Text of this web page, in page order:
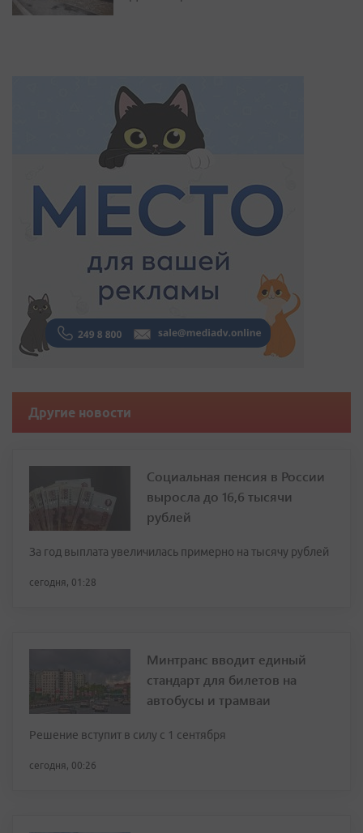
Другие новости
Социальная пенсия в России
выросла до 16,6 тысячи
рублей
За год выплата увеличилась примерно на тысячу рублей
сегодня, 01:28
Минтранс вводит единый
стандарт для билетов на
автобусы и трамваи
Решение вступит в силу с 1 сентября
сегодня, 00:26